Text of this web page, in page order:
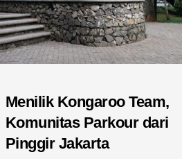
Menilik Kongaroo Team,
Komunitas Parkour dari
Pinggir Jakarta